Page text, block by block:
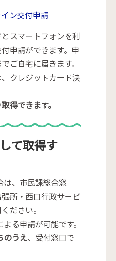
ン交付申請
スマートフォンを利
申請ができます。申
ご自宅に届きます。
クレジットカード決
得できます。
て取得す
は、市民課総合窓
所・西口行政サービ
ださい。
る申請が可能です。
のうえ、受付窓口で